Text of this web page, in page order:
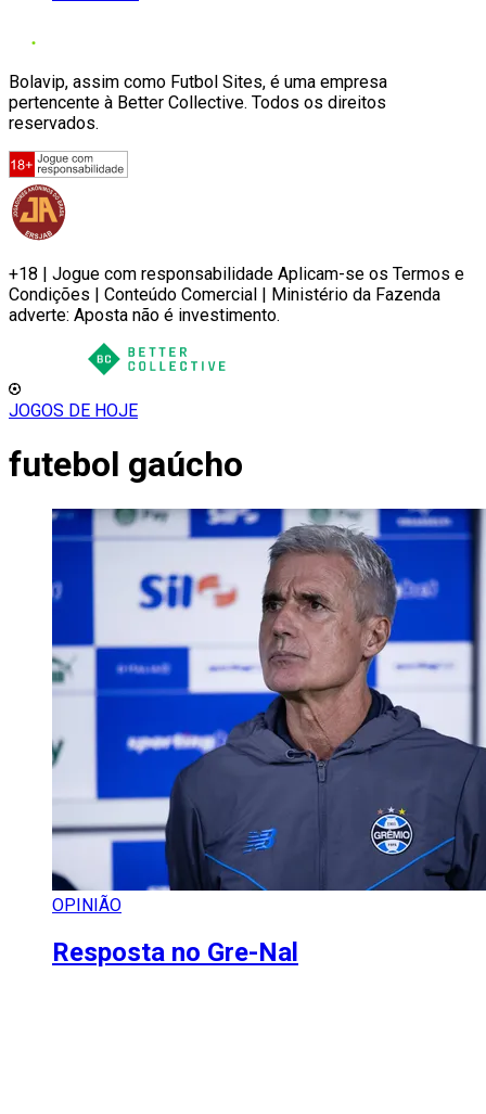
Bolavip, assim como Futbol Sites, é uma empresa
pertencente à Better Collective. Todos os direitos
reservados.
+18 | Jogue com responsabilidade Aplicam-se os Termos e
Condições | Conteúdo Comercial | Ministério da Fazenda
adverte: Aposta não é investimento.
JOGOS DE HOJE
futebol gaúcho
OPINIÃO
Resposta no Gre-Nal